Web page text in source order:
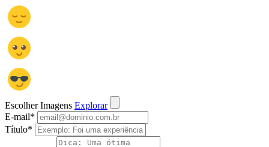
Escolher Imagens Explorar
E-mail*
Título*